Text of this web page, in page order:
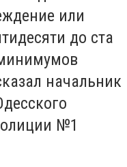
или
до ста
начальник
№1